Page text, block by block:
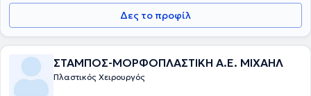
Δες το προφίλ
ΣΤΑΜΠΟΣ-ΜΟΡΦΟΠΛΑΣΤΙΚΗ Α.Ε. ΜΙΧΑΗΛ
Πλαστικός Χειρουργός